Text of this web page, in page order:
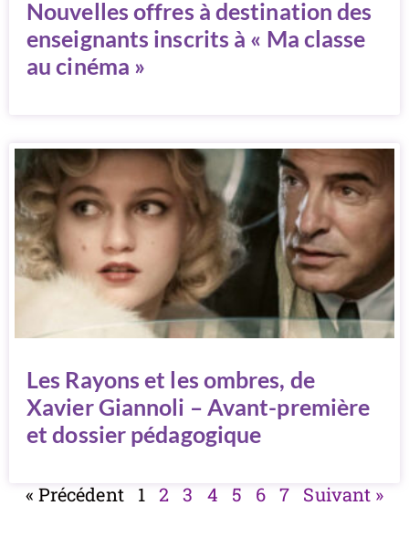
Nouvelles offres à destination des
enseignants inscrits à « Ma classe
au cinéma »
Les Rayons et les ombres, de
Xavier Giannoli – Avant-première
et dossier pédagogique
« Précédent 1 2 3 4 5 6 7 Suivant »